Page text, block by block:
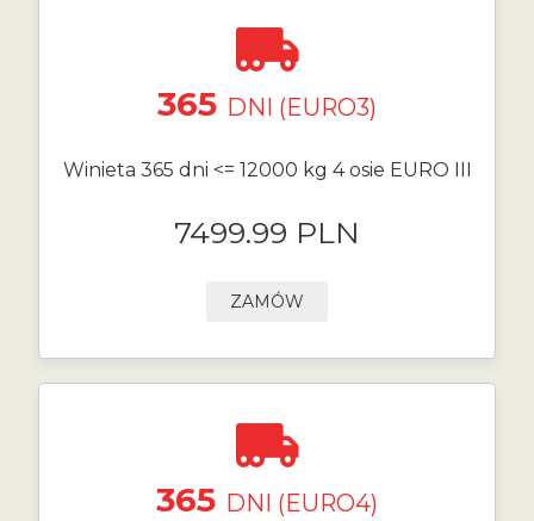
365 DNI (EURO3)
Winieta 365 dni <= 12000 kg 4 osie EURO III
7499.99 PLN
ZAMÓW
365 DNI (EURO4)